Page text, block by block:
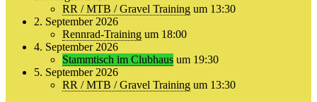
RR / MTB / Gravel Training um 13:30
2. September 2026
Rennrad-Training um 18:00
4. September 2026
Stammtisch im Clubhaus um 19:30
5. September 2026
RR / MTB / Gravel Training um 13:30